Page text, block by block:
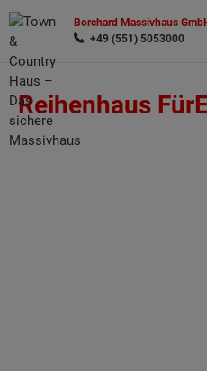
Borchard Massivhaus
+49 (551) 5053000
Reihenhaus
Wonach möchten